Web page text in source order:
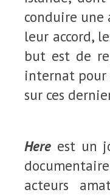
conduire une
leur accord,
but est de
internat pour
sur ces
Here est un
acteurs